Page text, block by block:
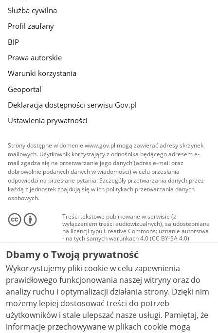
Służba cywilna
Profil zaufany
BIP
Prawa autorskie
Warunki korzystania
Geoportal
Deklaracja dostępności serwisu Gov.pl
Ustawienia prywatności
Strony dostępne w domenie www.gov.pl mogą zawierać adresy skrzynek
mailowych. Użytkownik korzystający z odnośnika będącego adresem e-
mail zgadza się na przetwarzanie jego danych (adres e-mail oraz
dobrowolnie podanych danych w wiadomości) w celu przesłania
odpowiedzi na przesłane pytania. Szczegóły przetwarzania danych przez
każdą z jednostek znajdują się w ich politykach przetwarzania danych
osobowych.
Treści tekstowe publikowane w serwisie (z
wyłączeniem treści audiowizualnych), są udostępniane
na licencji typu Creative Commons: uznanie autorstwa
- na tych samych warunkach 4.0 (CC BY-SA 4.0).
Materiały audiowizualne, w tym zdjęcia, materiały
audio i wideo, są udostępniane na licencji typu
Creative Commons: uznanie autorstwa użycie
niekomercyjne - bez utworów zależnych 4.0 (CC BY-
NC-ND 4.0), o ile nie jest to stwierdzone inaczej.
Dbamy o Twoją prywatność
Wykorzystujemy pliki cookie w celu zapewnienia
prawidłowego funkcjonowania naszej witryny oraz do
analizy ruchu i optymalizacji działania strony. Dzięki nim
możemy lepiej dostosować treści do potrzeb
użytkowników i stale ulepszać nasze usługi. Pamiętaj, że
informacje przechowywane w plikach cookie mogą